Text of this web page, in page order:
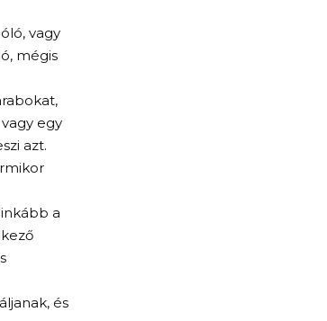
vagy
mégis
egy
azt.
a
és